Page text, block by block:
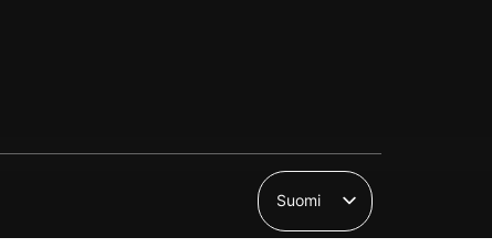
Suomi
English